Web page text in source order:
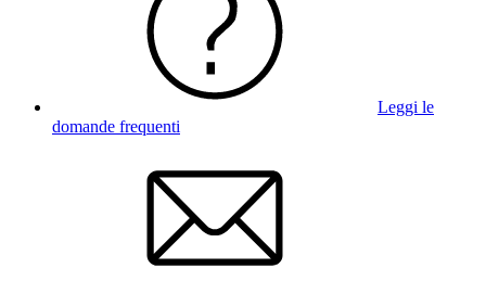
Leggi le
domande frequenti